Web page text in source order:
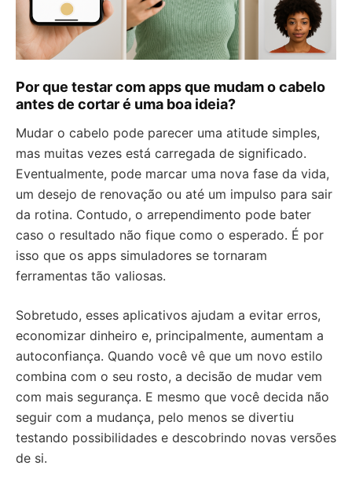
Por que testar com apps que mudam o cabelo
antes de cortar é uma boa ideia?
Mudar o cabelo pode parecer uma atitude simples,
mas muitas vezes está carregada de significado.
Eventualmente, pode marcar uma nova fase da vida,
um desejo de renovação ou até um impulso para sair
da rotina. Contudo, o arrependimento pode bater
caso o resultado não fique como o esperado. É por
isso que os apps simuladores se tornaram
ferramentas tão valiosas.
Sobretudo, esses aplicativos ajudam a evitar erros,
economizar dinheiro e, principalmente, aumentam a
autoconfiança. Quando você vê que um novo estilo
combina com o seu rosto, a decisão de mudar vem
com mais segurança. E mesmo que você decida não
seguir com a mudança, pelo menos se divertiu
testando possibilidades e descobrindo novas versões
de si.